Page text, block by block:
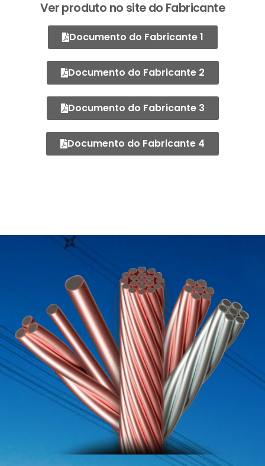
Ver produto no site do Fabricante
Documento do Fabricante 1
Documento do Fabricante 2
Documento do Fabricante 3
Documento do Fabricante 4